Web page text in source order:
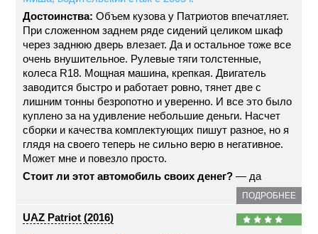
Достоинства: Объем кузова у Патриотов впечатляет.
При сложенном заднем ряде сидений целиком шкаф
через заднюю дверь влезает. Да и остальное тоже все
очень внушительное. Рулевые тяги толстенные,
колеса R18. Мощная машина, крепкая. Двигатель
заводится быстро и работает ровно, тянет две с
лишним тонны безропотно и уверенно. И все это было
куплено за на удивление небольшие деньги. Насчет
сборки и качества комплектующих пишут разное, но я
глядя на своего теперь не сильно верю в негативное.
Может мне и повезло просто.
Стоит ли этот автомобиль своих денег? — да
ПОДРОБНЕЕ
UAZ Patriot (2016)